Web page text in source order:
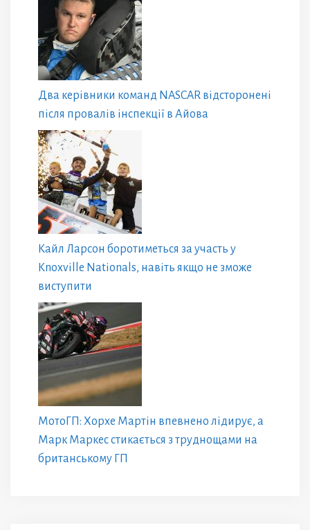
Два керівники команд NASCAR відсторонені
після провалів інспекції в Айова
Кайл Ларсон боротиметься за участь у
Knoxville Nationals, навіть якщо не зможе
виступити
МотоГП: Хорхе Мартін впевнено лідирує, а
Марк Маркес стикається з труднощами на
британському ГП